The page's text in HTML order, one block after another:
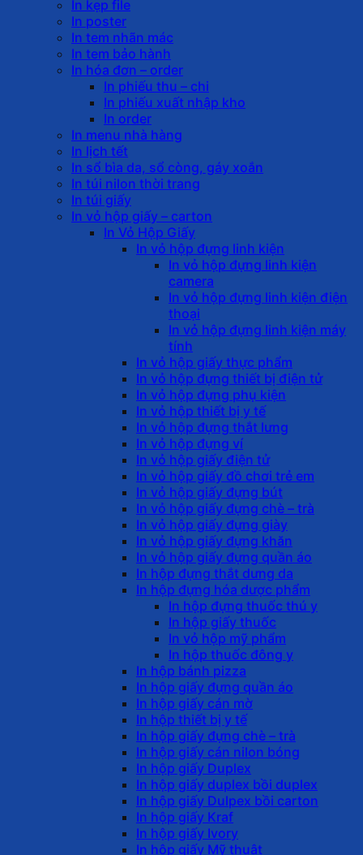
In kẹp file
In poster
In tem nhãn mác
In tem bảo hành
In hóa đơn – order
In phiếu thu – chi
In phiếu xuất nhập kho
In order
In menu nhà hàng
In lịch tết
In sổ bìa da, sổ còng, gáy xoắn
In túi nilon thời trang
In túi giấy
In vỏ hộp giấy – carton
In Vỏ Hộp Giấy
In vỏ hộp đựng linh kiện
In vỏ hộp đựng linh kiện
camera
In vỏ hộp đựng linh kiện điện
thoại
In vỏ hộp đựng linh kiện máy
tính
In vỏ hộp giấy thực phẩm
In vỏ hộp đựng thiết bị điện tử
In vỏ hộp đựng phụ kiện
In vỏ hộp thiết bị y tế
In vỏ hộp đựng thắt lưng
In vỏ hộp đựng ví
In vỏ hộp giấy điện tử
In vỏ hộp giấy đồ chơi trẻ em
In vỏ hộp giấy đựng bút
In vỏ hộp giấy đựng chè – trà
In vỏ hộp giấy đựng giày
In vỏ hộp giấy đựng khăn
In vỏ hộp giấy đựng quần áo
In hộp đựng thắt dưng da
In hộp đựng hóa dược phẩm
In hộp đựng thuốc thú y
In hộp giấy thuốc
In vỏ hộp mỹ phẩm
In hộp thuốc đông y
In hộp bánh pizza
In hộp giấy đựng quần áo
In hộp giấy cán mờ
In hộp thiết bị y tế
In hộp giấy đựng chè – trà
In hộp giấy cán nilon bóng
In hộp giấy Duplex
In hộp giấy duplex bồi duplex
In hộp giấy Dulpex bồi carton
In hộp giấy Kraf
In hộp giấy Ivory
In hộp giấy Mỹ thuật